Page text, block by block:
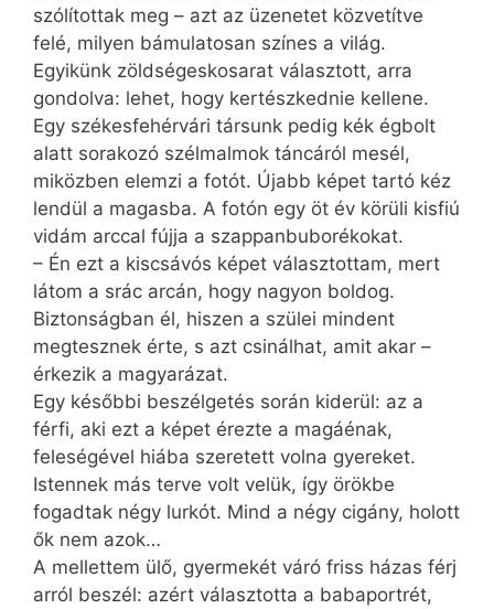
szólítottak meg – azt az üzenetet közvetítve
felé, milyen bámulatosan színes a világ.
Egyikünk zöldségeskosarat választott, arra
gondolva: lehet, hogy kertészkednie kellene.
Egy székesfehérvári társunk pedig kék égbolt
alatt sorakozó szélmalmok táncáról mesél,
miközben elemzi a fotót. Újabb képet tartó kéz
lendül a magasba. A fotón egy öt év körüli kisfiú
vidám arccal fújja a szappanbuborékokat.
– Én ezt a kiscsávós képet választottam, mert
látom a srác arcán, hogy nagyon boldog.
Biztonságban él, hiszen a szülei mindent
megtesznek érte, s azt csinálhat, amit akar –
érkezik a magyarázat.
Egy későbbi beszélgetés során kiderül: az a
férfi, aki ezt a képet érezte a magáénak,
feleségével hiába szeretett volna gyereket.
Istennek más terve volt velük, így örökbe
fogadtak négy lurkót. Mind a négy cigány, holott
ők nem azok…
A mellettem ülő, gyermekét váró friss házas férj
arról beszél: azért választotta a babaportrét,